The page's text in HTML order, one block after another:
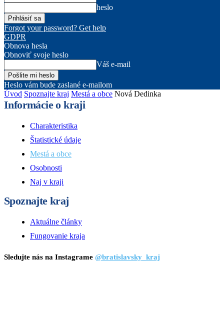
heslo
Forgot your password? Get help
GDPR
Obnova hesla
Obnoviť svoje heslo
Váš e-mail
Heslo vám bude zaslané e-mailom
Úvod Spoznajte kraj Mestá a obce Nová Dedinka
Informácie o kraji
Charakteristika
Štatistické údaje
Mestá a obce
Osobnosti
Naj v kraji
Spoznajte kraj
Aktuálne články
Fungovanie kraja
Sledujte nás na Instagrame @bratislavsky_kraj